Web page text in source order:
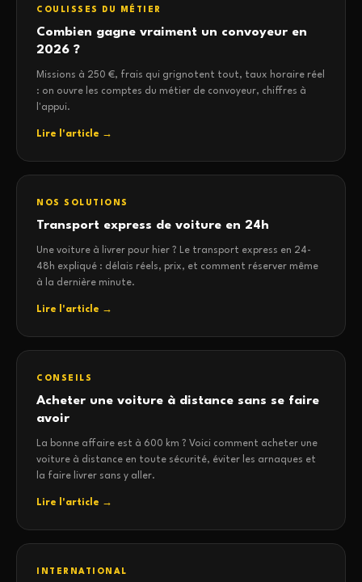
COULISSES DU MÉTIER
Combien gagne vraiment un convoyeur en
2026 ?
Missions à 250 €, frais qui grignotent tout, taux horaire réel
: on ouvre les comptes du métier de convoyeur, chiffres à
l'appui.
Lire l'article →
NOS SOLUTIONS
Transport express de voiture en 24h
Une voiture à livrer pour hier ? Le transport express en 24-
48h expliqué : délais réels, prix, et comment réserver même
à la dernière minute.
Lire l'article →
CONSEILS
Acheter une voiture à distance sans se faire
avoir
La bonne affaire est à 600 km ? Voici comment acheter une
voiture à distance en toute sécurité, éviter les arnaques et
la faire livrer sans y aller.
Lire l'article →
INTERNATIONAL